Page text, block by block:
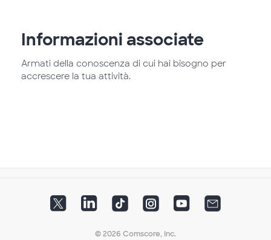
Informazioni associate
Armati della conoscenza di cui hai bisogno per
accrescere la tua attività.
© 2026 Comscore, Inc.